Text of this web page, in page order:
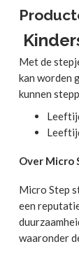
Met de
kan worden
kunnen
Over Micro
Micro Step
een
waaronder